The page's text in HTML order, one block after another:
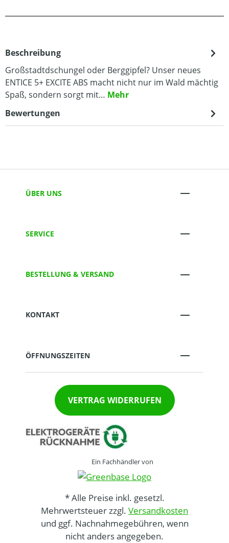
Beschreibung
Großstadtdschungel oder Berggipfel? Unser neues
ENTICE 5+ EXCITE ABS macht nicht nur im Wald mächtig
Spaß, sondern sorgt mit… Mehr
Bewertungen
ÜBER UNS
SERVICE
BESTELLUNG & VERSAND
KONTAKT
ÖFFNUNGSZEITEN
VERTRAG WIDERRUFEN
Ein Fachhändler von
* Alle Preise inkl. gesetzl.
Mehrwertsteuer zzgl. Versandkosten
und ggf. Nachnahmegebühren, wenn
nicht anders angegeben.